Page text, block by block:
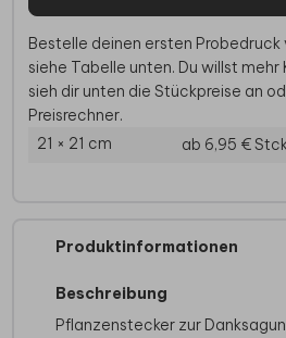
Bestelle deinen ersten
siehe Tabelle unten. Du willst
sieh dir unten die Stückpreise an
Preisrechner.
21 × 21 cm
ab 6,95 €
Produktinformationen
Beschreibung
Pflanzenstecker zur